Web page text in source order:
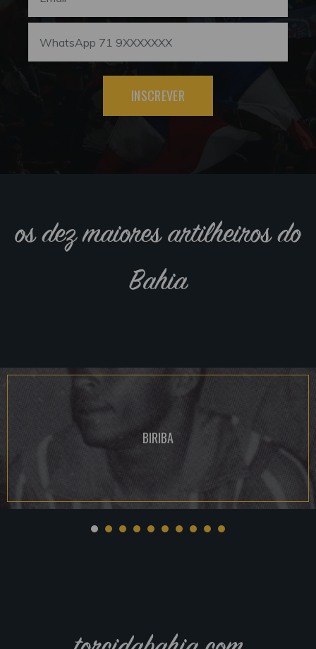
INSCREVER
os dez maiores artilheiros do
Bahia
BIRIBA